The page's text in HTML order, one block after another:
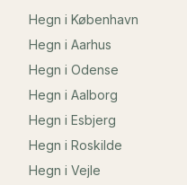
Hegn i København
Hegn i Aarhus
Hegn i Odense
Hegn i Aalborg
Hegn i Esbjerg
Hegn i Roskilde
Hegn i Vejle